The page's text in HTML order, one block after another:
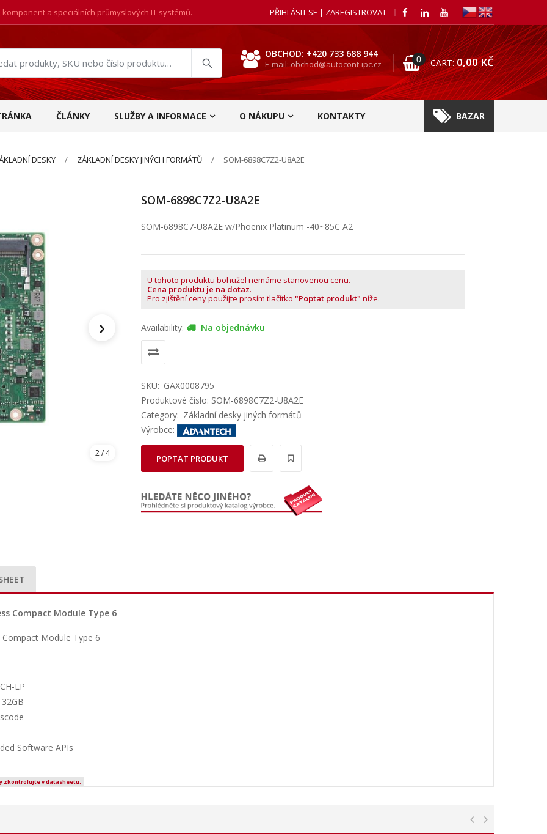
a speciálních průmyslových IT systémů. PŘIHLÁSIT SE | ZAREGISTROVAT
OBCHOD: +420 733 688 944
E-mail: obchod@autocont-ipc.cz 0 CART: 0,00KČ
ČLÁNKY SLUŽBY A INFORMACE O NÁKUPU KONTAKTY BAZAR
DESKY ZÁKLADNÍ DESKY JINÝCH FORMÁTŮ SOM-6898C7Z2-U8A2E
›
2/ 4
SOM-6898C7Z2-U8A2E
SOM-6898C7-U8A2E w/Phoenix Platinum -40~85C A2
U tohoto produktu bohužel nemáme stanovenou cenu.
Cena produktu je na dotaz.
Pro zjištění ceny použijte prosím tlačítko "Poptat produkt" níže.
Availability: Na objednávku
SKU: GAX0008795
Produktové číslo: SOM-6898C7Z2-U8A2E
Category: Základní desky jiných formátů
Výrobce:
POPTAT PRODUKT
Compact Module Type 6
Module Type 6
LP
Software APIs
zkontrolujte v datasheetu.